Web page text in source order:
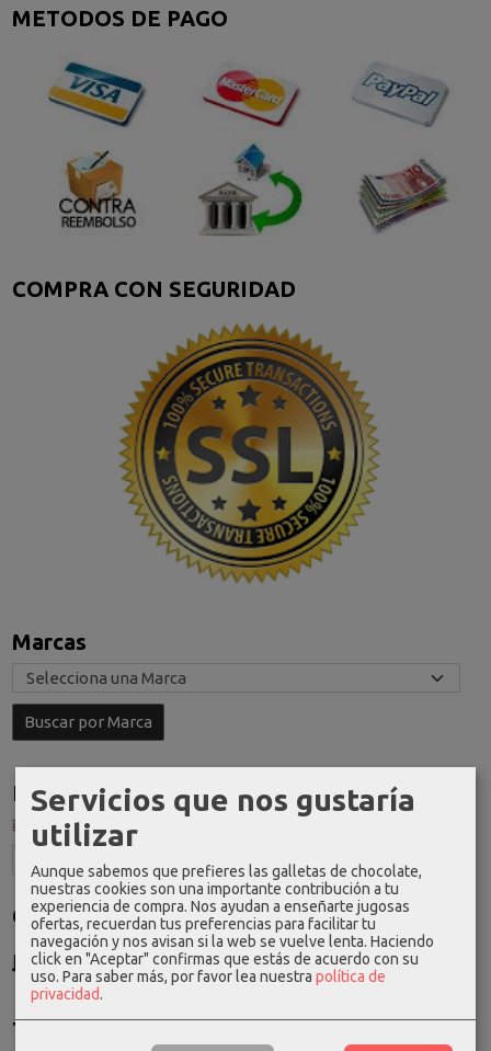
METODOS DE PAGO
COMPRA CON SEGURIDAD
Marcas
Idioma
Costes de Envío
GRATIS *
Consultar Destinos
Tu Carrito (0)
Servicios que nos gustaría
utilizar
Aunque sabemos que prefieres las galletas de chocolate,
nuestras cookies son una importante contribución a tu
experiencia de compra. Nos ayudan a enseñarte jugosas
ofertas, recuerdan tus preferencias para facilitar tu
navegación y nos avisan si la web se vuelve lenta. Haciendo
click en "Aceptar" confirmas que estás de acuerdo con su
uso. Para saber más, por favor lea nuestra política de
privacidad.